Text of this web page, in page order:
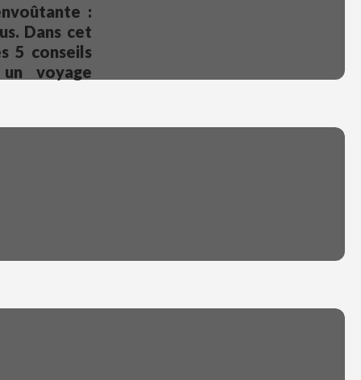
:
Dans cet
5 conseils
voyage